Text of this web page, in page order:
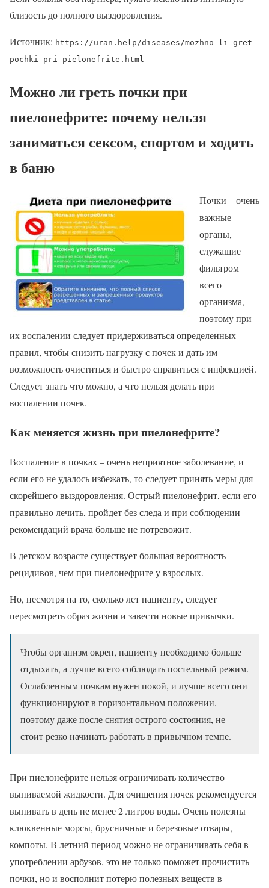
близость до полного выздоровления.
Источник: https://uran.help/diseases/mozhno-li-gret-
pochki-pri-pielonefrite.html
Можно ли греть почки при
пиелонефрите: почему нельзя
заниматься сексом, спортом и ходить
в баню
Почки – очень
важные
органы,
служащие
фильтром
всего
организма,
поэтому при
их воспалении следует придерживаться определенных
правил, чтобы снизить нагрузку с почек и дать им
возможность очиститься и быстро справиться с инфекцией.
Следует знать что можно, а что нельзя делать при
воспалении почек.
Как меняется жизнь при пиелонефрите?
Воспаление в почках – очень неприятное заболевание, и
если его не удалось избежать, то следует принять меры для
скорейшего выздоровления. Острый пиелонефрит, если его
правильно лечить, пройдет без следа и при соблюдении
рекомендаций врача больше не потревожит.
В детском возрасте существует большая вероятность
рецидивов, чем при пиелонефрите у взрослых.
Но, несмотря на то, сколько лет пациенту, следует
пересмотреть образ жизни и завести новые привычки.
Чтобы организм окреп, пациенту необходимо больше
отдыхать, а лучше всего соблюдать постельный режим.
Ослабленным почкам нужен покой, и лучше всего они
функционируют в горизонтальном положении,
поэтому даже после снятия острого состояния, не
стоит резко начинать работать в привычном темпе.
При пиелонефрите нельзя ограничивать количество
выпиваемой жидкости. Для очищения почек рекомендуется
выпивать в день не менее 2 литров воды. Очень полезны
клюквенные морсы, брусничные и березовые отвары,
компоты. В летний период можно не ограничивать себя в
употреблении арбузов, это не только поможет прочистить
почки, но и восполнит потерю полезных веществ в